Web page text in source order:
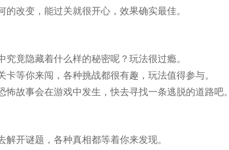
的改变，能过关就很开心，效果确实最佳。
究竟隐藏着什么样的秘密呢？玩法很过瘾。
卡等你来闯，各种挑战都很有趣，玩法值得参与。
怖故事会在游戏中发生，快去寻找一条逃脱的道路吧。
解开谜题，各种真相都等着你来发现。